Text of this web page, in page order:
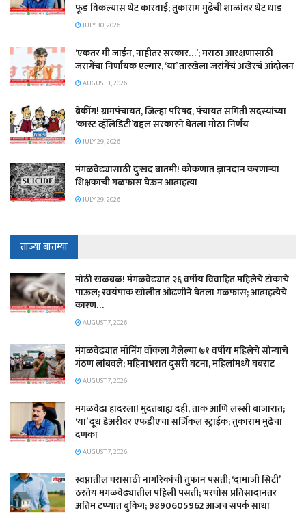
फूड विकल्यास थेट कारवाई; तुकाराम मुंढेंची शाळांवर थेट धाड
JULY 30, 2026
‘एकतर मी जाईन, नाहीतर सरकार…’; मराठा आरक्षणासाठी
जरागेंचा निर्णायक एल्गार, ‘या’ तारखेला जरांगेंचं अखेरचं आंदोलन
AUGUST 1, 2026
ब्रेकींग! ग्रामपंचायत, जिल्हा परिषद, पंचायत समिती सदस्यांच्या
‘कास्ट व्हॅलिडिटी’बद्दल सरकारने घेतला मोठा निर्णय
JULY 29, 2026
मंगळवेढ्यासाठी दुःखद बातमी! कोकणात ज्ञानदान करणाऱ्या
शिक्षकाची गळफास घेऊन आत्महत्या
JULY 29, 2026
ताज्या बातम्या
मोठी खळबळ! मंगळवेढ्यात २६ वर्षीय विवाहित महिलेचे टोकाचे
पाऊल; स्वयंपाक खोलीत ओढणीने घेतला गळफास; आत्महत्येचे
कारण…
AUGUST 7, 2026
मंगळवेढ्यात मॉर्निंग वॉकला गेलेल्या ७१ वर्षीय महिलेचे सोन्याचे
गंठण लांबवले; महिनाभरात दुसरी घटना, महिलांमध्ये घबराट
AUGUST 7, 2026
​मंगळवेढा हादरला! मुदतबाह्य दही, ताक आणि लस्सी बाजारात;
‘या’ दूध डेअरीवर एफडीएचा सर्जिकल स्ट्राईक; ​तुकाराम मुंढेचा
दणका
AUGUST 7, 2026
स्वप्नातील घरासाठी नागरिकांची तुफान पसंती; ‘दामाजी सिटी’
ठरतेय मंगळवेढ्यातील पहिली पसंती; भरघोस प्रतिसादानंतर
अंतिम टप्प्यात बुकिंग; 9890605962 आजच संपर्क साधा